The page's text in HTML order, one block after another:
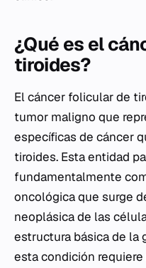
¿Qué es el
tiroides?
El cáncer folicular de
tumor maligno que
específicas de cáncer
tiroides. Esta entidad
fundamentalmente
oncológica que surge
neoplásica de las
estructura básica de la
esta condición